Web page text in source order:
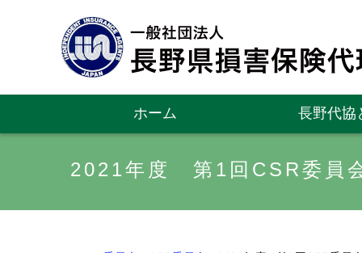
ホーム 長野代協
2021年度 第1回CSR委員